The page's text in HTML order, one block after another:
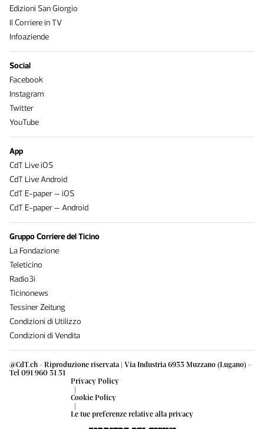
@CdT.ch - Riproduzione riservata | Via Industria 6933 Muzzano (Lugano) -
Tel 091 960 31 31
Privacy Policy
|
Cookie Policy
|
Le tue preferenze relative alla privacy
Edizioni San Giorgio
Il Corriere in TV
Infoaziende
Social
Facebook
Instagram
Twitter
YouTube
App
CdT Live iOS
CdT Live Android
CdT E-paper – iOS
CdT E-paper – Android
Gruppo Corriere del Ticino
La Fondazione
Teleticino
Radio3i
Ticinonews
Tessiner Zeitung
Condizioni di Utilizzo
Condizioni di Vendita